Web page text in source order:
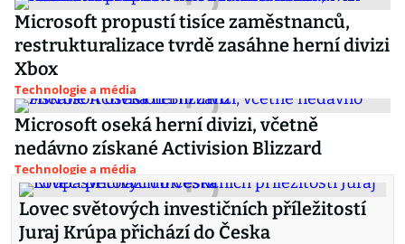
Microsoft propustí tisíce zaměstnanců,
restrukturalizace tvrdě zasáhne herní divizi
Xbox
Technologie a média
Microsoft oseká herní divizi, včetně
nedávno získané Activision Blizzard
Technologie a média
Lovec světových investičních příležitostí
Juraj Krúpa přichází do Česka